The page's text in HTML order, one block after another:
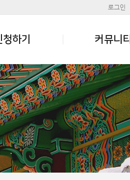
로그인
청하기 커뮤니티